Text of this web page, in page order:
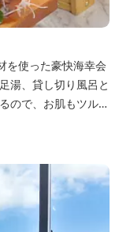
を使った豪快海幸会
湯、貸し切り風呂と
ので、お肌もツルツ